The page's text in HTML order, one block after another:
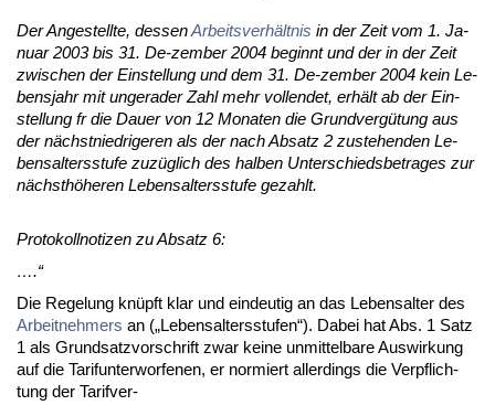
Der An­ge­stell­te, des­senAr­beits­verhält­nis in der Zeit vom 1. Ja­
nu­ar 2003 bis 31. De-zem­ber 2004 be­ginnt und der in der Zeit
zwi­schen der Ein­stel­lung und dem 31. De-zem­ber 2004 kein Le­
bens­jahr mit un­ge­ra­der Zahl mehr voll­endet, erhält ab der Ein­
stel­lung fr die Dau­er von 12 Mo­na­ten die Grund­vergütung aus
der nächst­nied­ri­ge­ren als der nach Ab­satz 2 zu­ste­hen­den Le­
bens­al­ters­stu­fe zuzüglich des hal­ben Un­ter­schieds­be­tra­ges zur
nächsthöhe­ren Le­bens­al­ters­stu­fe ge­zahlt.
Pro­to­koll­no­ti­zen zu Ab­satz 6:
….“
Die Re­ge­lung knüpft klar und ein­deu­tig an das Le­bens­al­ter des
Ar­beit­neh­mers an („Le­bens­al­ters­stu­fen“). Da­bei hat Abs. 1 Satz
1 als Grund­satz­vor­schrift zwar kei­ne un­mit­tel­ba­re Aus­wir­kung
auf die Ta­rif­un­ter­wor­fe­nen, er nor­miert al­ler­dings die Ver­pflich­
tung der Ta­rif­ver-